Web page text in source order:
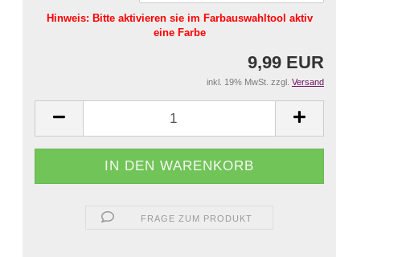
Hinweis: Bitte aktivieren sie im Farbauswahltool aktiv
eine Farbe
9,99 EUR
inkl. 19% MwSt. zzgl. Versand
FRAGE ZUM PRODUKT